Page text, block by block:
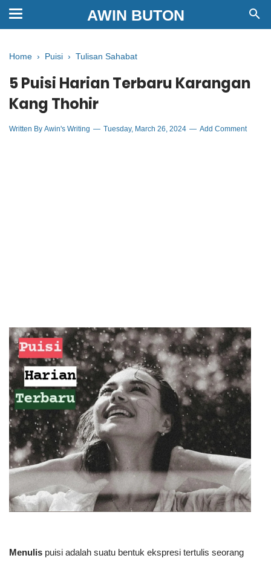
AWIN BUTON
Home › Puisi › Tulisan Sahabat
5 Puisi Harian Terbaru Karangan
Kang Thohir
Written By Awin's Writing Tuesday, March 26, 2024 Add Comment
Menulis puisi adalah suatu bentuk ekspresi tertulis seorang